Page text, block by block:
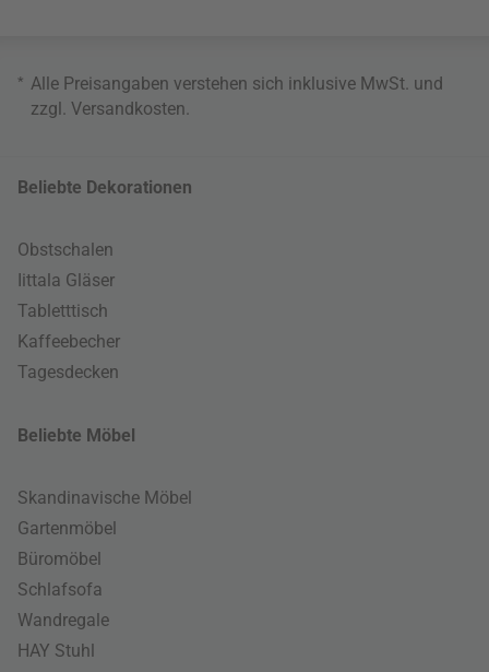
* Alle Preisangaben verstehen sich inklusive MwSt. und
zzgl. Versandkosten
Beliebte Dekorationen
Obstschalen
Iittala Gläser
Tabletttisch
Kaffeebecher
Tagesdecken
Beliebte Möbel
Skandinavische Möbel
Gartenmöbel
Büromöbel
Schlafsofa
Wandregale
HAY Stuhl